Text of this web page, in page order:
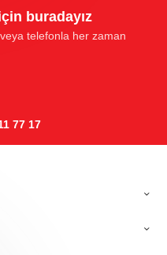
buradayız
telefonla her zaman
77 17